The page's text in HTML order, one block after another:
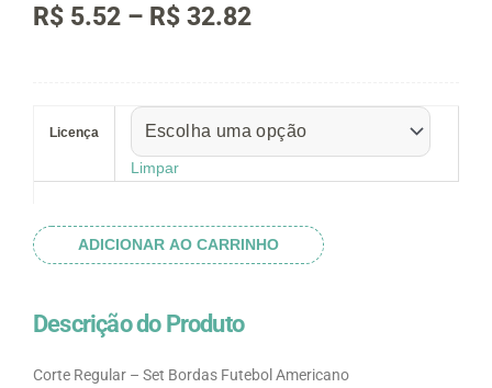
R$ 5.52 – R$ 32.82Faixa
através
R$ 32.82
Licença
Limpar
Futebol
ADICIONAR AO CARRINHO
Descrição do Produto
Corte Regular – Set Bordas Futebol Americano